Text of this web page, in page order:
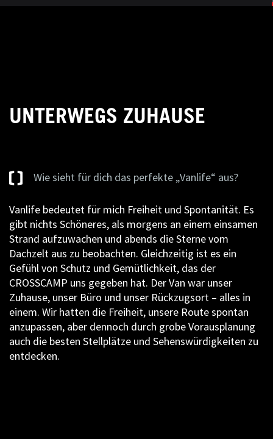
UNTERWEGS ZUHAUSE
Wie sieht für dich das perfekte „Vanlife“ aus?
Vanlife bedeutet für mich Freiheit und Spontanität. Es
gibt nichts Schöneres, als morgens an einem einsamen
Strand aufzuwachen und abends die Sterne vom
Dachzelt aus zu beobachten. Gleichzeitig ist es ein
Gefühl von Schutz und Gemütlichkeit, das der
CROSSCAMP uns gegeben hat. Der Van war unser
Zuhause, unser Büro und unser Rückzugsort – alles in
einem. Wir hatten die Freiheit, unsere Route spontan
anzupassen, aber dennoch durch grobe Vorausplanung
auch die besten Stellplätze und Sehenswürdigkeiten zu
entdecken.